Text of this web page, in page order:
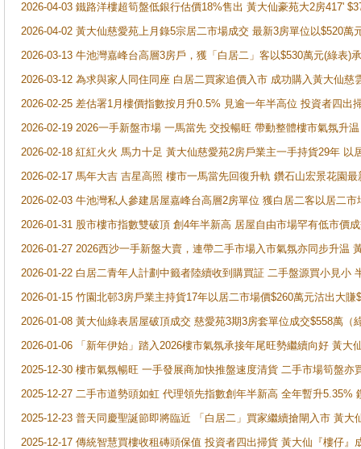
2026-04-03 鐵路洋樓超筍盤低銀行估價18%售出 黃大仙豪苑大2房417'
2026-04-02 黃大仙慈愛苑上月錄5宗居二市場成交 最新3房單位以$520萬
2026-03-13 牛池灣嘉峰台高層3房戶，獲「白居二」客以$530萬元(綠表)
2026-03-12 為求與家人同住同座 白居二買家追價入市 成功購入黃大仙
2026-02-25 差估署1月樓價指數按月升0.5% 見逾一年半高位 投資者四
2026-02-19 2026一手新盤市場 一馬當先 交投暢旺 帶動整體樓市氣氛升
2026-02-18 紅紅火火 馬力十足 黃大仙慈愛苑2房戶業主一手持貨29年 以
2026-02-17 馬年大吉 吉星高照 樓市一馬當先回復升軌 鑽石山宏景花園
2026-02-03 牛池灣私人參建居屋嘉峰台高層2房單位 獲白居二客以居二市
2026-01-31 股市樓市指數雙破頂 創4年半新高 居屋自由市場罕有低市價
2026-01-27 2026西沙一手新盤大賣，連帶二手市場入市氣氛亦同步升温
2026-01-22 白居二青年人計劃中籤者陸續收到購買証 二手盤源買小見小
2026-01-15 竹園北邨3房戶業主持貨17年以居二市場價$260萬元沽出大賺
2026-01-08 黃大仙綠表居屋破頂成交 慈愛苑3期3房套單位成交$558萬（
2026-01-06 「新年伊始」踏入2026樓市氣氛承接年尾旺勢繼續向好 黃
2025-12-30 樓市氣氛暢旺 一手發展商加快推盤速度清貨 二手市場筍盤
2025-12-27 二手市道勢頭如虹 代理領先指數創年半新高 全年暫升5.35%
2025-12-23 普天同慶聖誕節即將臨近 「白居二」買家繼續搶閘入市 黃
2025-12-17 傳統智慧買樓收租磚頭保值 投資者四出掃貨 黃大仙『樓仔